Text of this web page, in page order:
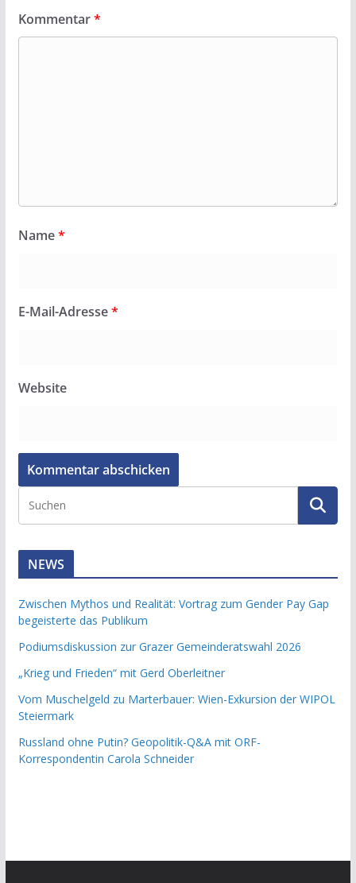
Kommentar*
Name*
E-Mail-Adresse*
Website
NEWS
Zwischen Mythos und Realität: Vortrag zum Gender Pay Gap
begeisterte das Publikum
Podiumsdiskussion zur Grazer Gemeinderatswahl 2026
„Krieg und Frieden“ mit Gerd Oberleitner
Vom Muschelgeld zu Marterbauer: Wien-Exkursion der WIPOL
Steiermark
Russland ohne Putin? Geopolitik-Q&A mit ORF-
Korrespondentin Carola Schneider